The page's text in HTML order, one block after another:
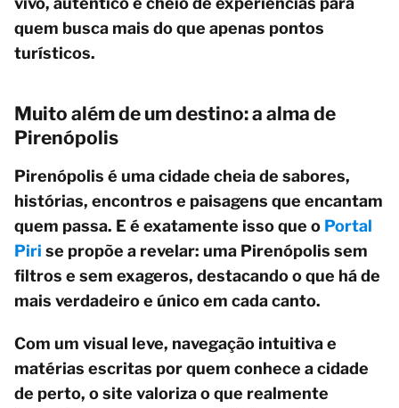
quem busca mais do que apenas pontos
turísticos.
Muito além de um destino: a alma de
Pirenópolis
Pirenópolis é uma cidade cheia de sabores,
histórias, encontros e paisagens que encantam
quem passa. E é exatamente isso que o Portal
Piri se propõe a revelar: uma Pirenópolis sem
filtros e sem exageros, destacando o que há de
mais verdadeiro e único em cada canto.
Com um visual leve, navegação intuitiva e
matérias escritas por quem conhece a cidade
de perto, o site valoriza o que realmente